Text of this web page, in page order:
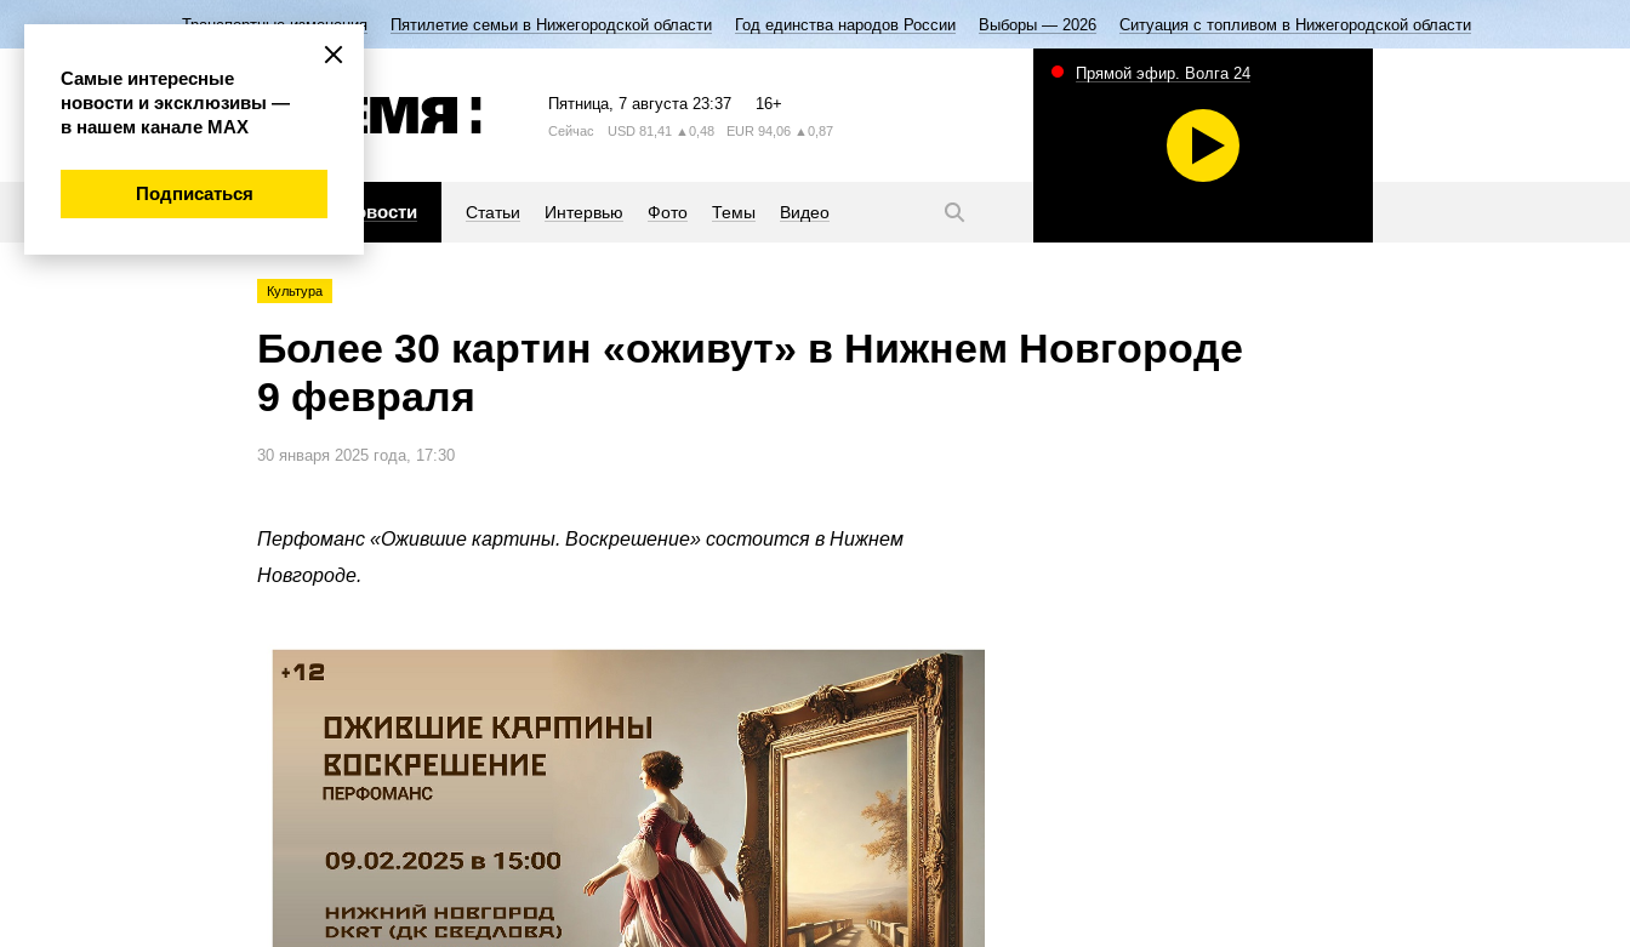
Транспортные изменения Пятилетие семьи в Нижегородской области Год единства народов России Выборы — 2026 Ситуация с топливом в Нижегородской области
Пятница, 7 августа 23:37 16+
Сейчас USD 81,41 ▲0,48 EUR 94,06 ▲0,87
Новости Статьи Интервью Фото Темы Видео
Прямой эфир. Волга 24
Культура
Более 30 картин «оживут» в Нижнем Новгороде
9 февраля
30 января 2025 года, 17:30
Перфоманс «Ожившие картины. Воскрешение» состоится в Нижнем
Новгороде.
Самые интересные
новости и эксклюзивы —
в нашем канале МАХ
Подписаться